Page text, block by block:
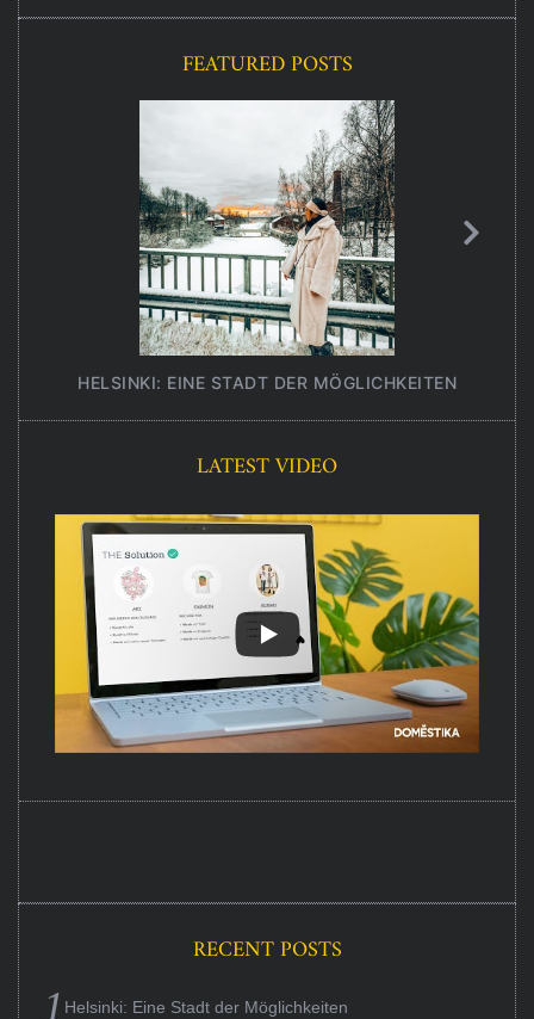
FEATURED POSTS
HELSINKI: EINE STADT DER MÖGLICHKEITEN
LATEST VIDEO
RECENT POSTS
Helsinki: Eine Stadt der Möglichkeiten